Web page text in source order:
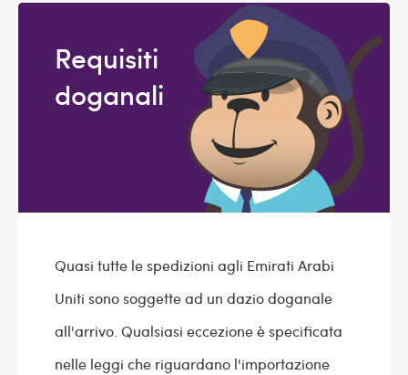
Requisiti
doganali
Quasi tutte le spedizioni agli Emirati Arabi
Uniti sono soggette ad un dazio doganale
all'arrivo. Qualsiasi eccezione è specificata
nelle leggi che riguardano l'importazione